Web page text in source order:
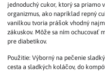
jednoduchý cukor, ktorý sa priamo
organizmus, ako napríklad repný
vanilkou tvoria prášok vhodný
zákuskov. Môže sa ním ochucovať
pre diabetikov.
Použitie: Výborný na pečenie
cesta a sladkých koláčov, do